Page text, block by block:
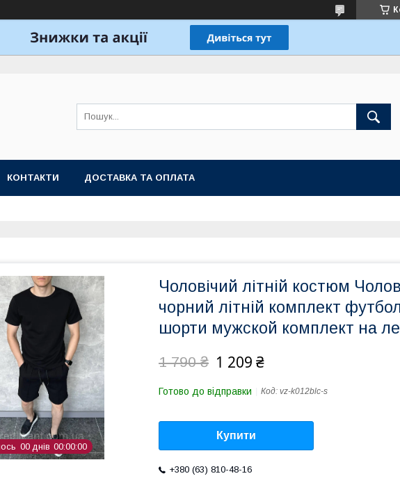
КОНТАКТИ ДОСТАВКА ТА ОПЛАТА
00 днів 00 00 00
Чоловічий літній костюм
чорний літній комплект
шорти мужской комплект на
1 790 ₴ 1 209 ₴
Готово до відправки Код: vz-k012blc-s
Купити
+380 (63) 810-48-16